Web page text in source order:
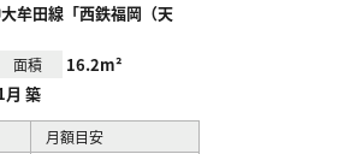
牟田線「西鉄福岡（天
面積 16.2m²
月 築
月額目安